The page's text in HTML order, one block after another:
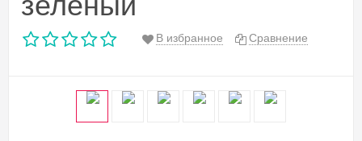
В избранное Сравнение